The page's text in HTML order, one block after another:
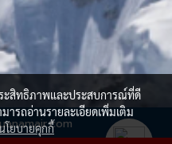
ะสิทธิภาพและประสบการณ์ที่ดี
ารถอ่านรายละเอียดเพิ่มเติม
โยบายคุกกี้